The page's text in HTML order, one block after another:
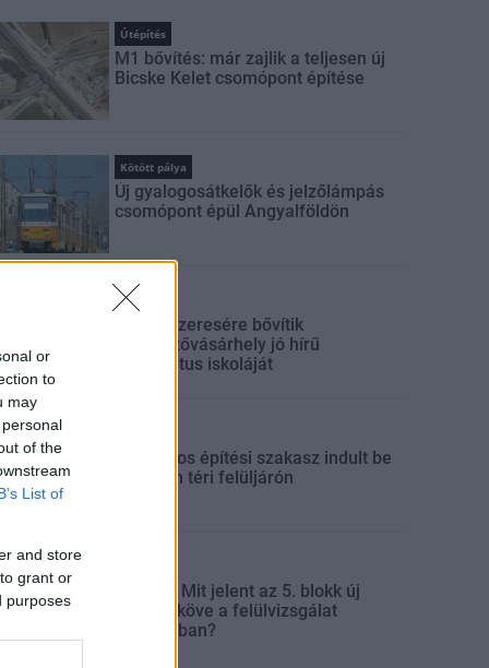
or
to
may
of the
List of
and store
grant or
purposes
Útépítés
M1 bővítés: már zajlik a teljesen új
Bicske Kelet csomópont építése
Kötött pálya
Új gyalogosátkelők és jelzőlámpás
csomópont épül Angyalföldön
Mi épül?
Másfélszeresére bővítik
Hódmezővásárhely jó hírű
református iskoláját
Látványos építési szakasz indult be
a Flórián téri felüljárón
Paks II.: Mit jelent az 5. blokk új
mérföldköve a felülvizsgálat
árnyékában?